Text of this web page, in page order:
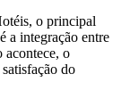
o principal
a integração entre
acontece, o
do